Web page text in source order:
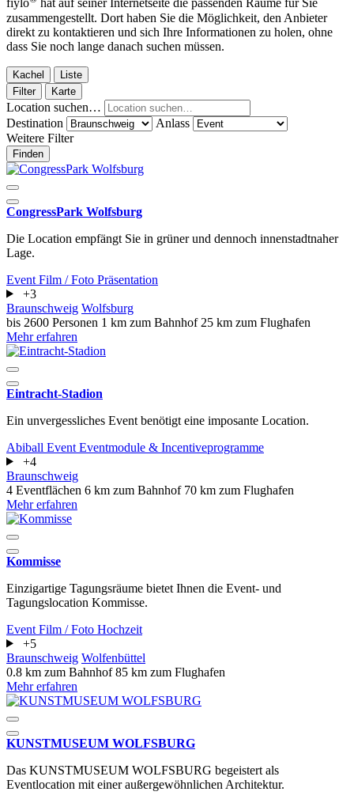
fiylo
hat auf seiner Internetseite die passenden Räume für Sie
zusammengestellt. Dort haben Sie die Möglichkeit, den Anbieter
direkt zu kontaktieren und sich Ihre Informationen zu holen, ohne
dass Sie noch lange danach suchen müssen.
Kachel
Liste
Filter
Karte
Location suchen…
Destination
Anlass
Weitere Filter
Finden
CongressPark Wolfsburg
Die Location empfängt Sie in grüner und dennoch innenstadtnaher
Lage.
Event Film / Foto Präsentation
+3
Braunschweig Wolfsburg
bis 2600 Personen 1 km zum Bahnhof 25 km zum Flughafen
Mehr erfahren
Eintracht-Stadion
Ein unvergessliches Event benötigt eine imposante Location.
Abiball Event Eventmodule & Incentiveprogramme
+4
Braunschweig
4 Eventflächen 6 km zum Bahnhof 70 km zum Flughafen
Mehr erfahren
Kommisse
Einzigartige Tagungsräume bietet Ihnen die Event- und
Tagungslocation Kommisse.
Event Film / Foto Hochzeit
+5
Braunschweig Wolfenbüttel
0.8 km zum Bahnhof85 km zum Flughafen
Mehr erfahren
KUNSTMUSEUM WOLFSBURG
Das KUNSTMUSEUM WOLFSBURG begeistert als
Eventlocation mit einer außergewöhnlichen Architektur.